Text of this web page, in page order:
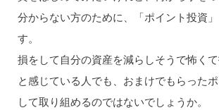
分からない方のために、「ポイント投資
す。
損をして自分の資産を減らしそうで怖く
と感じている人でも、おまけでもらった
して取り組めるのではないでしょうか。